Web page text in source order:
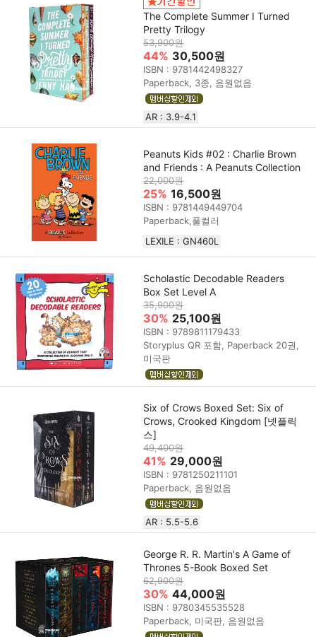
The Complete Summer I Turned
Pretty Trilogy
53,900원
44% 30,500원
ISBN : 9781442498327
Paperback, 3종, 음원없음
AR : 3.9-4.1
Peanuts Kids #02 : Charlie Brown
and Friends : A Peanuts Collection
22,000원
25% 16,500원
ISBN : 9781449449704
Paperback,풀컬러
LEXILE : GN460L
Scholastic Decodable Readers
Box Set Level A
35,900원
30% 25,100원
ISBN : 9789811179433
Storyplus QR 포함, Paperback 20권,
미국판
Six of Crows Boxed Set: Six of
Crows, Crooked Kingdom [넷플릭
스]
49,400원
41% 29,000원
ISBN : 9781250211101
Paperback, 음원없음
AR : 5.5-5.6
George R. R. Martin's A Game of
Thrones 5-Book Boxed Set
62,900원
30% 44,000원
ISBN : 9780345535528
Paperback, 미국판, 음원없음